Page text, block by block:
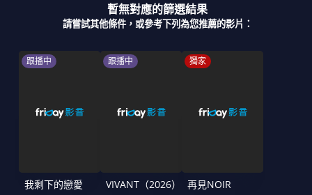
暫無對應的篩選結果
請嘗試其他條件，或參考下列為您推薦的影片：
跟播中
我剩下的戀愛
跟播中
VIVANT（2026）
獨家
再見NOIR